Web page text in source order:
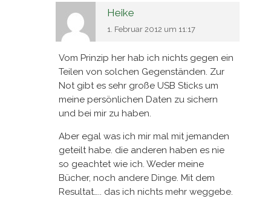
Heike
1. Februar 2012 um 11:17
Vom Prinzip her hab ich nichts gegen ein
Teilen von solchen Gegenständen. Zur
Not gibt es sehr große USB Sticks um
meine persönlichen Daten zu sichern
und bei mir zu haben.
Aber egal was ich mir mal mit jemanden
geteilt habe. die anderen haben es nie
so geachtet wie ich. Weder meine
Bücher, noch andere Dinge. Mit dem
Resultat….. das ich nichts mehr weggebe.